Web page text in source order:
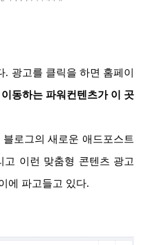
광고를 클릭을 하면 홈페이
동하는 파워컨텐츠가 이 곳
로그의 새로운 애드포스트
고 이런 맞춤형 콘텐츠 광고
에 파고들고 있다.